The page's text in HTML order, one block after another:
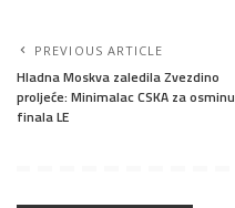
PREVIOUS ARTICLE
Hladna Moskva zaledila Zvezdino
proljeće: Minimalac CSKA za osminu
finala LE